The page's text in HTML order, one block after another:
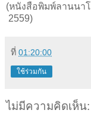
(หนังสือพิมพ์ลานนา
2559)
ที่ 01:20:00
ใช้ร่วมกัน
ไม่มีความคิดเห็น: